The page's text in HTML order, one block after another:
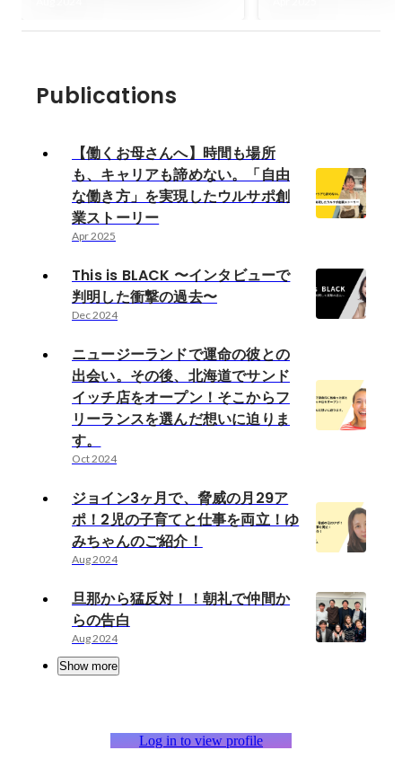
Publications
【働くお母さんへ】時間も場所
も、キャリアも諦めない。「自由
な働き方」を実現したウルサポ創
業ストーリー
Apr 2025
This is BLACK 〜インタビューで
判明した衝撃の過去〜
Dec 2024
ニュージーランドで運命の彼との
出会い。その後、北海道でサンド
イッチ店をオープン！そこからフ
リーランスを選んだ想いに迫りま
す。
Oct 2024
ジョイン3ヶ月で、脅威の月29ア
ポ！2児の子育てと仕事を両立！ゆ
みちゃんのご紹介！
Aug 2024
旦那から猛反対！！朝礼で仲間か
らの告白
Aug 2024
Show more
Log in to view profile